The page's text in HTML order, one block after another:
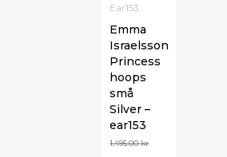
Ear153
Emma
Israelsson
Princess
hoops
små
Silver –
ear153
1,495.00kr